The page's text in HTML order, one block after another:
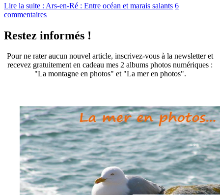
Lire la suite : Ars-en-Ré : Entre océan et marais salants 6
commentaires
Restez informés !
Pour ne rater aucun nouvel article, inscrivez-vous à la newsletter et
recevez gratuitement en cadeau mes 2 albums photos numériques :
"La montagne en photos" et "La mer en photos".